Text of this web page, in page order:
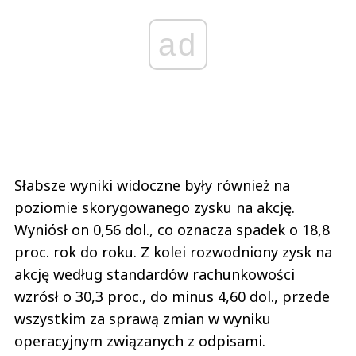
ad
Słabsze wyniki widoczne były również na
poziomie skorygowanego zysku na akcję.
Wyniósł on 0,56 dol., co oznacza spadek o 18,8
proc. rok do roku. Z kolei rozwodniony zysk na
akcję według standardów rachunkowości
wzrósł o 30,3 proc., do minus 4,60 dol., przede
wszystkim za sprawą zmian w wyniku
operacyjnym związanych z odpisami.